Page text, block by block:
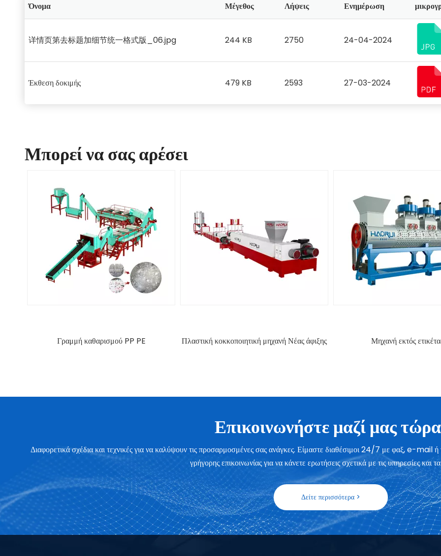
Όνομα Μέγεθος Λήψεις Ενημέρωση
详情页第去标题加细节统一格式版_06.jpg 244 KB 2750 24-04-2024
Έκθεση δοκιμής 479 KB 2593 27-03-2024
Μπορεί να σας αρέσει
Πλαστική κοκκοποιητική μηχανή Νέας άφιξης Μηχανή εκτός ετικέτας
Εργοστασιακή προμήθεια
Επικοινωνήστε μαζί μας
Διαφορετικά σχέδια και τεχνικές για να καλύψουν τις προσαρμοσμένες σας ανάγκες. Είμαστε διαθέσιμοι 24/7 με φαξ, e-mail
γρήγορης επικοινωνίας για να κάνετε ερωτήσεις σχετικά με τις υπηρεσίες και
Δείτε περισσότερα >